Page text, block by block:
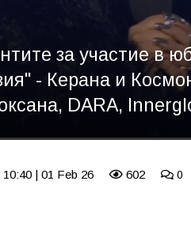
за участие в
- Керана и
DARA,
10:40 | 01 Feb 26 602 0